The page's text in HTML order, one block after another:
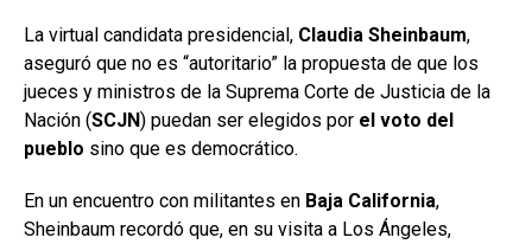
La virtual candidata presidencial, Claudia Sheinbaum,
aseguró que no es “autoritario” la propuesta de que los
jueces y ministros de la Suprema Corte de Justicia de la
Nación (SCJN) puedan ser elegidos por el voto del
pueblo sino que es democrático.
En un encuentro con militantes en Baja California,
Sheinbaum recordó que, en su visita a Los Ángeles,